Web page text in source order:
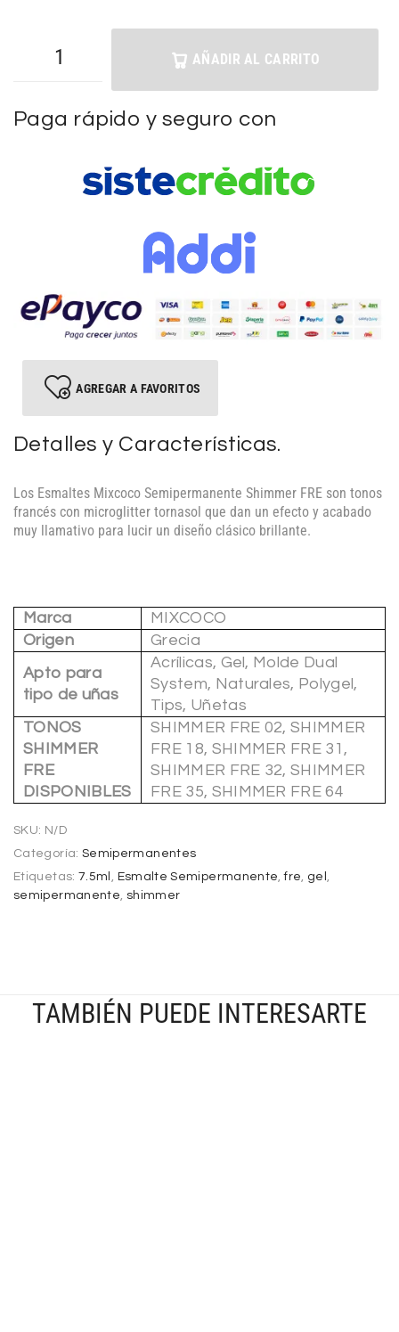
AÑADIR AL CARRITO
Paga rápido y seguro con
AGREGAR A FAVORITOS
Detalles y Características.
Los Esmaltes Mixcoco Semipermanente Shimmer FRE son tonos
francés con microglitter tornasol que dan un efecto y acabado
muy llamativo para lucir un diseño clásico brillante.
Marca
MIXCOCO
Origen
Grecia
Apto para
tipo de uñas
Acrílicas, Gel, Molde Dual
System, Naturales, Polygel,
Tips, Uñetas
TONOS
SHIMMER
FRE
DISPONIBLES
SHIMMER FRE 02, SHIMMER
FRE 18, SHIMMER FRE 31,
SHIMMER FRE 32, SHIMMER
FRE 35, SHIMMER FRE 64
SKU: N/D
Categoría: Semipermanentes
Etiquetas: 7.5ml , Esmalte Semipermanente,fre, gel ,
semipermanente, shimmer
TAMBIÉN PUEDE INTERESARTE